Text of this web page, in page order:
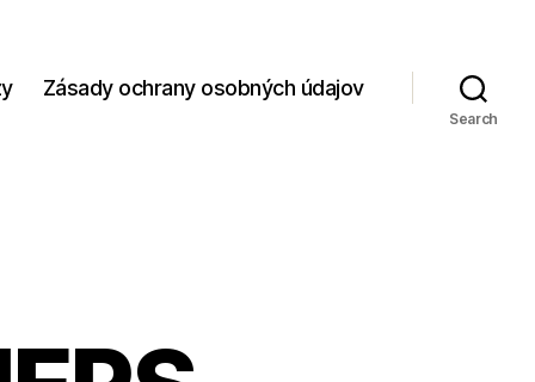
Zásady ochrany osobných údajov
Search